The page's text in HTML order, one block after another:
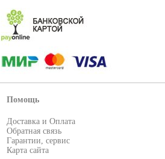
Помощь
Доставка и Оплата
Обратная связь
Гарантии, сервис
Карта сайта